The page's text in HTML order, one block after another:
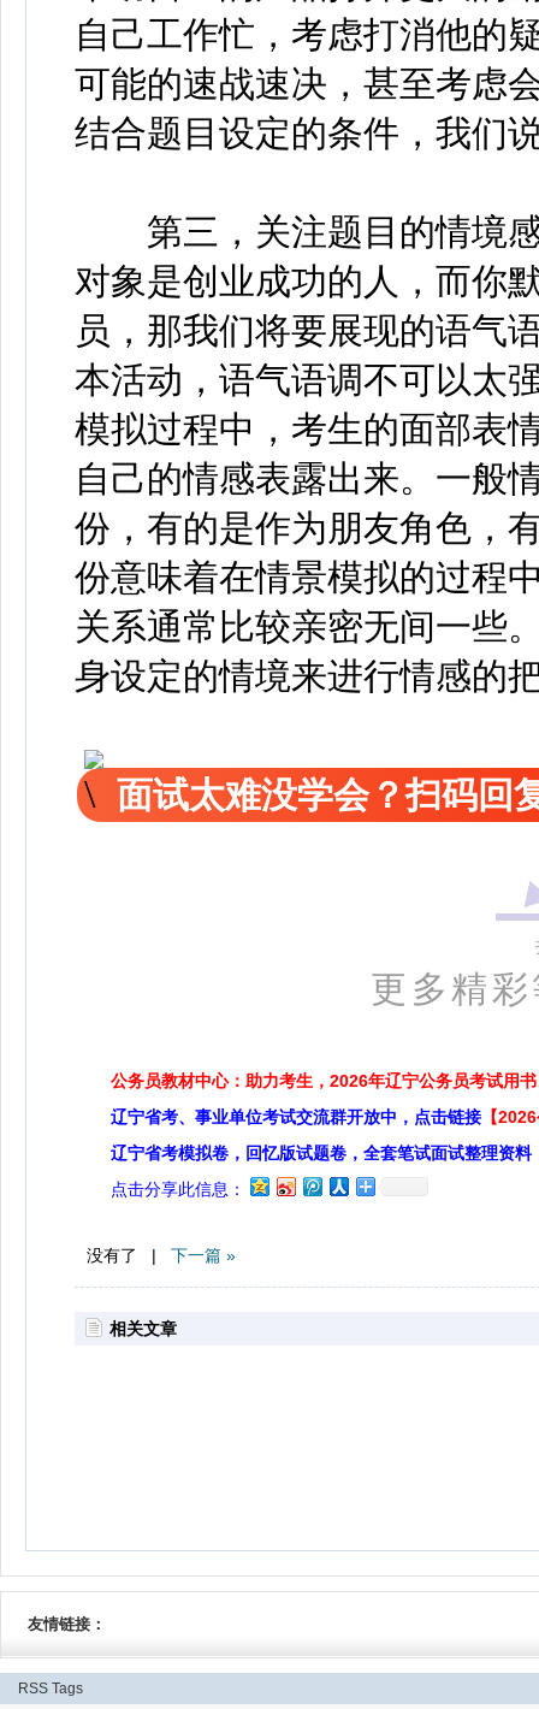
自己工作忙，考虑打消他的
可能的速战速决，甚至考虑
结合题目设定的条件，我们
第三，关注题目的情境感
对象是创业成功的人，而你
员，那我们将要展现的语气
本活动，语气语调不可以太
模拟过程中，考生的面部表
自己的情感表露出来。一般
份，有的是作为朋友角色，
份意味着在情景模拟的过程
关系通常比较亲密无间一些
身设定的情境来进行情感的
面试太难没学会？扫码回
更多精
公务员教材中心：助力考生，2026年辽宁公务员考试用书
辽宁省考、事业单位考试交流群开放中，点击链接 【
辽宁省考模拟卷，回忆版试题卷，全套笔试面试整理资料
点击分享此信息：
没有了 | 下一篇 »
相关文章
友情链接：
RSS Tags